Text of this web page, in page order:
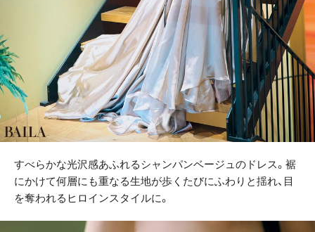
すべらかな光沢感あふれるシャンパンベージュのドレス。裾
にかけて何層にも重なる生地が歩くたびにふわりと揺れ、目
を奪われるヒロインスタイルに。